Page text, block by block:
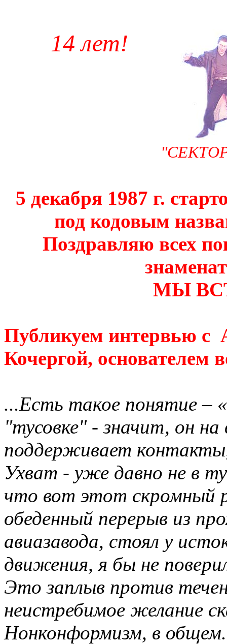
14 лет!
5 декабря 1987 г.
под кодовым
Поздравляю всех
МЫ
Публикуем интервью
Кочергой, основателем
...Есть такое понятие –
"тусовке" - значит, он на
поддерживает
Ухват - уже давно не в
что вот этот скромный
обеденный перерыв из
авиазавода, стоял у
движения, я бы не
Это заплыв против
неистребимое желание
Нонконформизм, в